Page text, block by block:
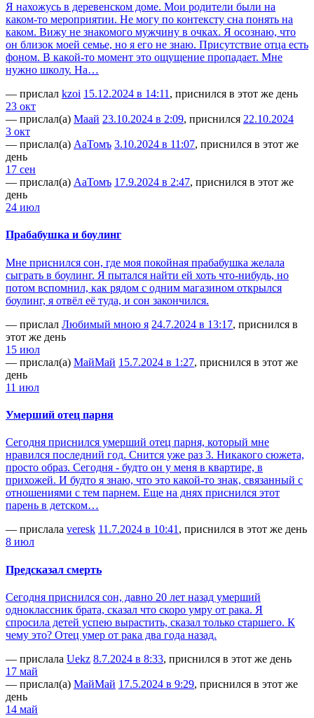
Я нахожусь в деревенском доме. Мои родители были на
каком-то мероприятии. Не могу по контексту сна понять на
каком. Вижу не знакомого мужчину в очках. Я осознаю, что
он близок моей семье, но я его не знаю. Присутствие отца есть
фоном. В какой-то момент это ощущение пропадает. Мне
нужно школу. На…
— прислал kzoi 15.12.2024 в 14:11 , приснился в этот же день
23 окт
— прислал(а) Маай 23.10.2024 в 2:09, приснился 22.10.2024
3 окт
— прислал(а) АаТомъ 3.10.2024 в 11:07, приснился в этот же
день
17 сен
— прислал(а) АаТомъ 17.9.2024 в 2:47, приснился в этот же
день
24 июл
Прабабушка и боулинг
Мне приснился сон, где моя покойная прабабушка желала
сыграть в боулинг. Я пытался найти ей хоть что-нибудь, но
потом вспомнил, как рядом с одним магазином открылся
боулинг, я отвёл её туда, и сон закончился.
— прислал Любимый мною я 24.7.2024 в 13:17, приснился в
этот же день
15 июл
— прислал(а) МайМай 15.7.2024 в 1:27, приснился в этот же
день
11 июл
Умерший отец парня
Сегодня приснился умерший отец парня, который мне
нравился последний год. Снится уже раз 3. Никакого сюжета,
просто образ. Сегодня - будто он у меня в квартире, в
прихожей. И будто я знаю, что это какой-то знак, связанный с
отношениями с тем парнем. Еще на днях приснился этот
парень в детском…
— прислала veresk 11.7.2024 в 10:41 , приснился в этот же день
8 июл
Предсказал смерть
Сегодня приснился сон, давно 20 лет назад умерший
одноклассник брата, сказал что скоро умру от рака. Я
спросила детей успею вырастить, сказал только старшего. К
чему это? Отец умер от рака два года назад.
— прислала Uekz 8.7.2024 в 8:33, приснился в этот же день
17 май
— прислал(а) МайМай 17.5.2024 в 9:29, приснился в этот же
день
14 май